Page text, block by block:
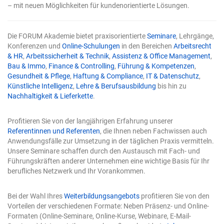
deshalb steigt der Einsatz. Solange die KI nur
verschwindet diese natürliche Sicherung. Die zwei Tore
werden damit nicht optional, sondern zur
Voraussetzung für verlässliche Arbeit. Tor 1: Präzise
Eingaben Die Qualität eines KI-Ergebnisses entscheidet
sich schon bei der Eingabe. Eine vage Frage erzeugt eine
vage Antwort. Das ist keine Schwäche der Technik,
sondern eine Eigenschaft: Das Modell füllt Lücken mit
rät es. Vier Bausteine einer guten Anweisung für
Copilot in Excel Eine wirksame Eingabe enthält in der
Regel vier Elemente: Ein klares Ziel: Was genau soll
herauskommen? Nicht „analysieren", sondern „die drei
Regionen mit dem stärksten Umsatzrückgang finden".
Kontext: Worum geht es, und für wen ist das Ergebnis
Erwartung: Format, Umfang, Struktur – etwa „als
sortierte Tabelle" oder „als kurzer Fließtext mit drei
Kernpunkten". Eine benannte Quelle: Welcher
– mit neuen Möglichkeiten für kundenorientierte Lösungen.
Die FORUM Akademie bietet praxisorientierteSeminare, Lehrgänge,
Konferenzen und Online-Schulungen in den Bereichen Arbeitsrecht
& HR, Arbeitssicherheit & Technik, Assistenz & Office Management,
Bau & Immo, Finance & Controlling, Führung & Kompetenzen,
Gesundheit & Pflege, Haftung & Compliance, IT & Datenschutz,
Künstliche Intelligenz, Lehre & Berufsausbildung bis hin zu
Nachhaltigkeit & Lieferkette.
Profitieren Sie von der langjährigen Erfahrung unserer
Referentinnen und Referenten, die Ihnen neben Fachwissen auch
Anwendungsfälle zur Umsetzung in der täglichen Praxis vermitteln.
Unsere Seminare schaffen durch den Austausch mit Fach- und
Führungskräften anderer Unternehmen eine wichtige Basis für Ihr
berufliches Netzwerk und Ihr Vorankommen.
Bei der Wahl IhresWeiterbildungsangebots profitieren Sie von den
Vorteilen der verschiedenen Formate: Neben Präsenz- und Online-
Formaten (Online-Seminare, Online-Kurse, Webinare, E-Mail-